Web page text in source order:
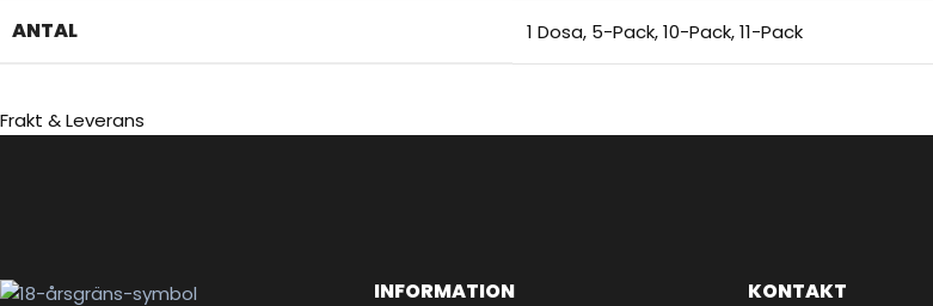
ANTAL 1 Dosa, 5-Pack,10-Pack,11-Pack
Frakt & Leverans
INFORMATION KONTAKT